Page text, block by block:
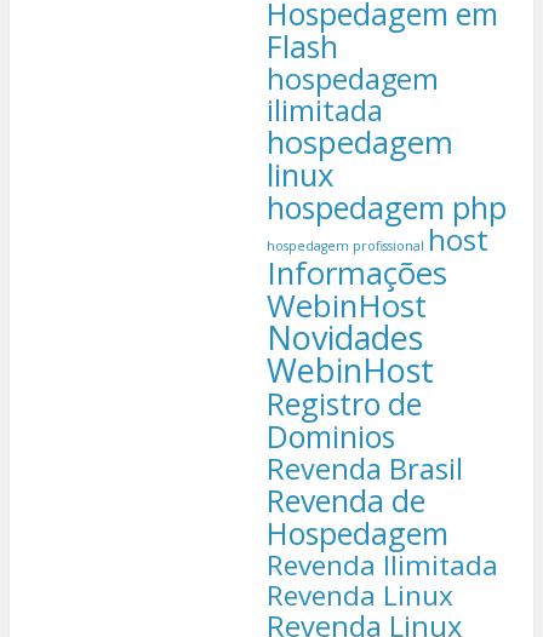
Hospedagem em
Flash
hospedagem
ilimitada
hospedagem
linux
hospedagem php
hospedagem profissional host
Informações
WebinHost
Novidades
WebinHost
Registro de
Dominios
Revenda Brasil
Revenda de
Hospedagem
Revenda Ilimitada
Revenda Linux
Revenda Linux